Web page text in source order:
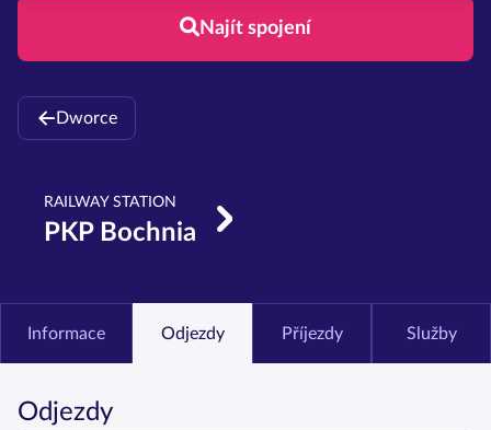
Najít spojení
Dworce
RAILWAY STATION
PKP Bochnia
Informace Odjezdy Příjezdy Služby
Odjezdy